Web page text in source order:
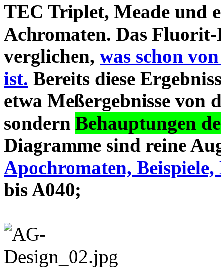
TEC Triplet, Meade und
Achromaten. Das
verglichen, was schon
ist. Bereits diese
etwa Meßergebnisse von
sondern Behauptungen
Diagramme sind reine
Apochromaten, Beispiele,
bis A040;